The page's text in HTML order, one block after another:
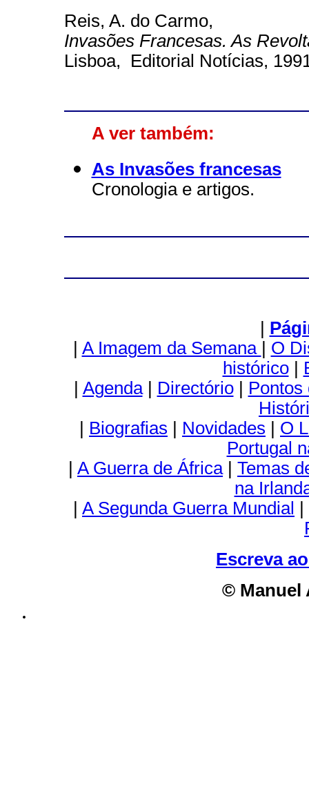
Reis, A. do Carmo,
Invasões Francesas. As
Lisboa, Editorial Notícias,
A ver também:
As Invasões francesas
Cronologia e artigos.
A Imagem da Semana
O
histórico|
Agenda| Directório| Pontos
Biografias Novidades
O
Portugal
A Guerra de África| Temas
na
A Segunda Guerra Mundial
Escreva
© Manuel